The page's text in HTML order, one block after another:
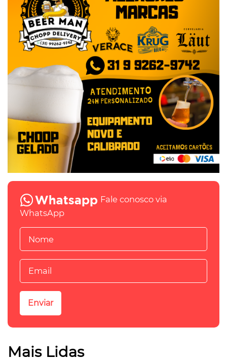
Fale conosco via
WhatsApp
Mais Lidas